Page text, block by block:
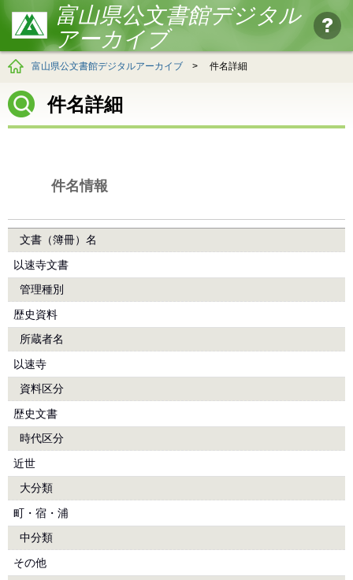
富山県公文書館デジタル
アーカイブ
富山県公文書館デジタルアーカイブ > 件名詳細
件名詳細
件名情報
文書（簿冊）名
以速寺文書
管理種別
歴史資料
所蔵者名
以速寺
資料区分
歴史文書
時代区分
近世
大分類
町・宿・浦
中分類
その他